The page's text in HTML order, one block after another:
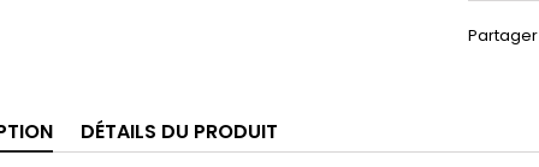
Partager
DÉTAILS DU PRODUIT